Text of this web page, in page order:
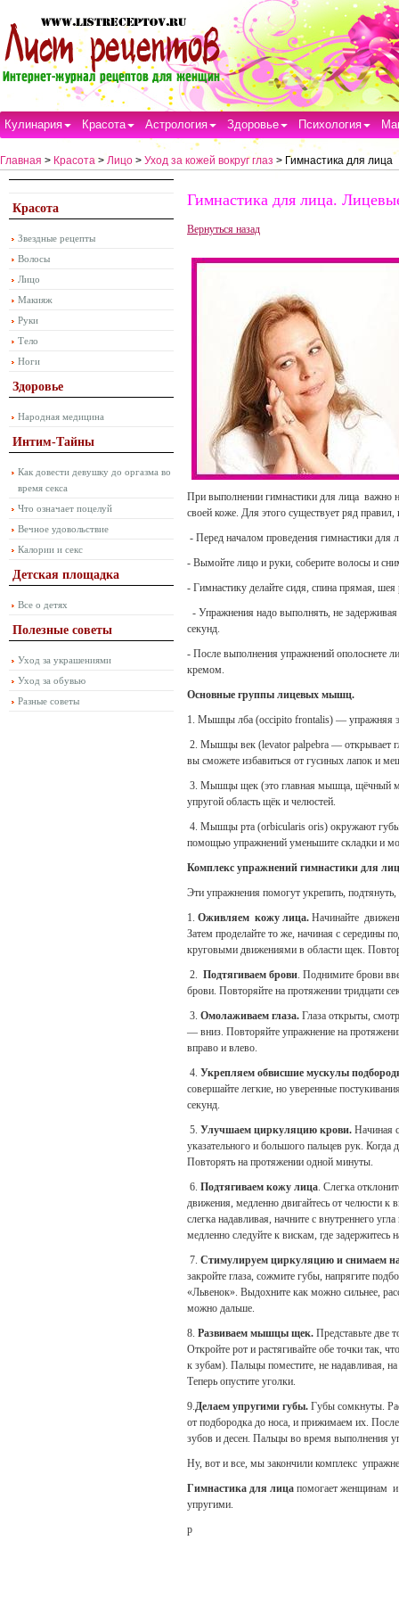
Кулинария Красота Астрология Здоровье Психология
Главная > Красота > Лицо > Уход за кожей вокруг глаз > Гимнастика для лица
Красота
Звездные рецепты
Волосы
Лицо
Макияж
Руки
Тело
Ноги
Здоровье
Народная медицина
Интим-Тайны
Как довести девушку до оргазма во
время секса
Что означает поцелуй
Вечное удовольствие
Калории и секс
Детская площадка
Все о детях
Полезные советы
Уход за украшениями
Уход за обувью
Разные советы
Гимнастика для лица.
Вернуться назад
При выполнении гимнастики для лица важно
своей коже. Для этого существует ряд
- Перед началом проведения гимнастики для
- Вымойте лицо и руки, соберите волосы и
- Гимнастику делайте сидя, спина прямая, шея
- Упражнения надо выполнять, не
секунд.
- После выполнения упражнений ополоснете
кремом.
Основные группы лицевых мышц.
1. Мышцы лба (occipito frontalis) — упражняя
2. Мышцы век (levator palpebra — открывает
вы сможете избавиться от гусиных лапок и
3. Мышцы щек (это главная мышца, щёчный
упругой область щёк и челюстей.
4. Мышцы рта (orbicularis oris) окружают
помощью упражнений уменьшите складки и
Комплекс упражнений гимнастики для
Эти упражнения помогут укрепить,
1. Оживляем кожу лица. Начинайте
Затем проделайте то же, начиная с середины
круговыми движениями в области щек.
2. Подтягиваем брови. Поднимите брови
брови. Повторяйте на протяжении тридцати
3. Омолаживаем глаза. Глаза открыты,
— вниз. Повторяйте упражнение на
вправо и влево.
4. Укрепляем обвисшие мускулы
совершайте легкие, но уверенные
секунд.
5. Улучшаем циркуляцию крови. Начиная
указательного и большого пальцев рук.
Повторять на протяжении одной минуты.
6. Подтягиваем кожу лица. Слегка
движения, медленно двигайтесь от челюсти к
слегка надавливая, начните с внутреннего
медленно следуйте к вискам, где
7. Стимулируем циркуляцию и снимаем
закройте глаза, сожмите губы, напрягите
«Львенок». Выдохните как можно сильнее,
можно дальше.
8. Развиваем мышцы щек. Представьте две
Откройте рот и растягивайте обе точки так,
к зубам). Пальцы поместите, не надавливая,
Теперь опустите уголки.
9.Делаем упругими губы. Губы сомкнуты.
от подбородка до носа, и прижимаем их.
зубов и десен. Пальцы во время выполнения
Ну, вот и все, мы закончили комплекс
Гимнастика для лица помогает женщинам
упругими.
p